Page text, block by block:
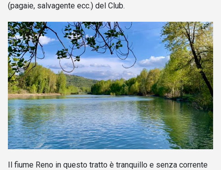
(pagaie, salvagente ecc.) del Club.
Il fiume Reno in questo tratto è tranquillo e senza corrente